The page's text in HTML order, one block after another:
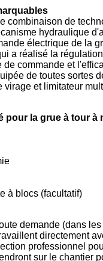
combinaison de
hydraulique
électrique de la
a réalisé la
de commande et
de toutes sortes
virage et limitateur
pour la grue à tour à
à blocs (facultatif)
demande (dans
directement
professionnel
sur le chantier